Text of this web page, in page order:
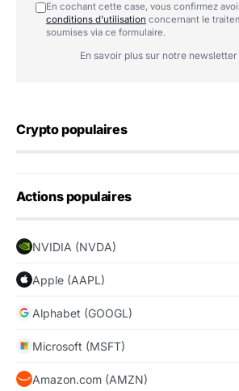
En cochant cette case, vous confirmez
conditions d'utilisation concernant le
soumises via ce formulaire.
En savoir plus sur notre
Crypto populaires
Actions populaires
NVIDIA (NVDA)
Apple (AAPL)
Alphabet (GOOGL)
Microsoft (MSFT)
Amazon.com (AMZN)